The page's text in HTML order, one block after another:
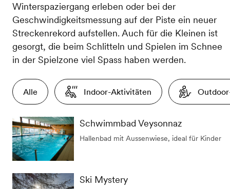
Winterspaziergang erleben oder bei der
Geschwindigkeitsmessung auf der Piste ein neuer
Streckenrekord aufstellen. Auch für die Kleinen ist
gesorgt, die beim Schlitteln und Spielen im Schnee
in der Spielzone viel Spass haben werden.
Alle Indoor-Aktivitäten
Schwimmbad Veysonnaz
Hallenbad mit Aussenwiese, ideal für Kinder
Ski Mystery